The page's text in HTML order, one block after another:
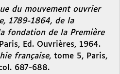
du mouvement ouvrier
1789-1864, de la
fondation de la Première
Ed. Ouvrières, 1964.
française, tome 5, Paris,
687-688.